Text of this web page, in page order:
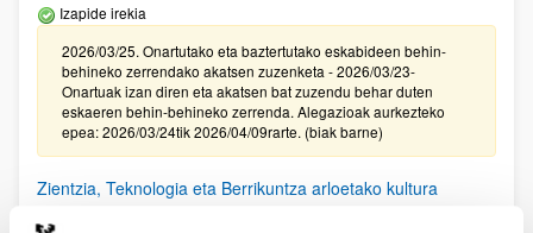
Izapide irekia
2026/03/25. Onartutako eta baztertutako eskabideen behin-
behineko zerrendako akatsen zuzenketa - 2026/03/23-
Onartuak izan diren eta akatsen bat zuzendu behar duten
eskaeren behin-behineko zerrenda. Alegazioak aurkezteko
epea: 2026/03/24tik 2026/04/09rarte. (biak barne)
Zientzia, Teknologia eta Berrikuntza arloetako kultura